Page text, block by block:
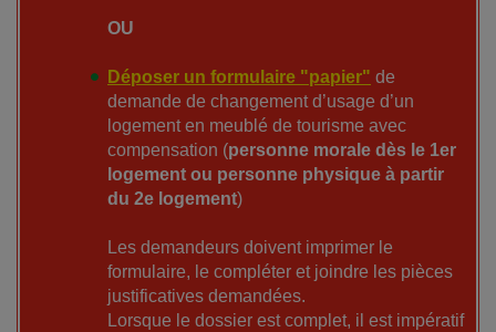
OU
Déposer un formulaire "papier" de
demande de changement d’usage d’un
logement en meublé de tourisme avec
compensation (personne morale dès le 1er
logement ou personne physique à partir
du 2e logement)
Les demandeurs doivent imprimer le
formulaire, le compléter et joindre les pièces
justificatives demandées.
Lorsque le dossier est complet, il est impératif